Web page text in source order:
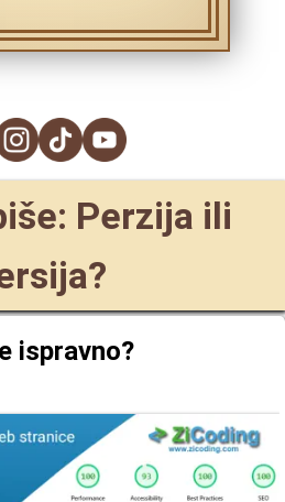
Perzija ili
ispravno?